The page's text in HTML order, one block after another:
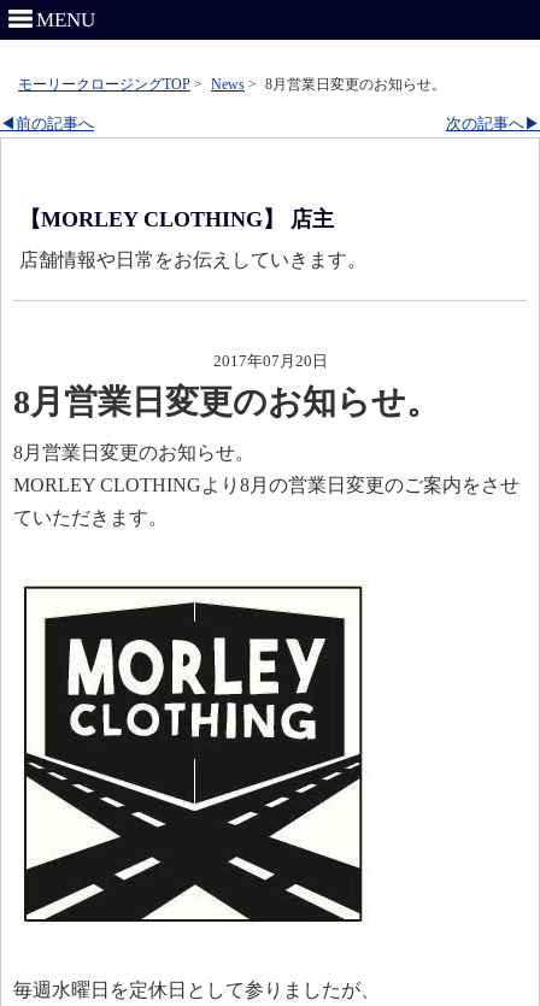
MENU
モーリークロージングTOP > News > 8月営業日変更のお知らせ。
次の記事へ▶
◀前の記事へ
【MORLEY CLOTHING】 店主
店舗情報や日常をお伝えしていきます。
2017年07月20日
8月営業日変更のお知らせ。
8月営業日変更のお知らせ。
MORLEY CLOTHINGより8月の営業日変更のご案内をさせ
ていただきます。
毎週水曜日を定休日として参りましたが、